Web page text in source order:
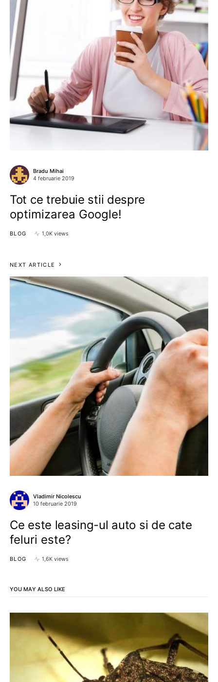
Bradu Mihai
4 februarie 2019
Tot ce trebuie stii despre
optimizarea Google!
BLOG 1,0K views
NEXT ARTICLE
Vladimir Nicolescu
10 februarie 2019
Ce este leasing-ul auto si de cate
feluri este?
BLOG 1,6K views
YOU MAY ALSO LIKE